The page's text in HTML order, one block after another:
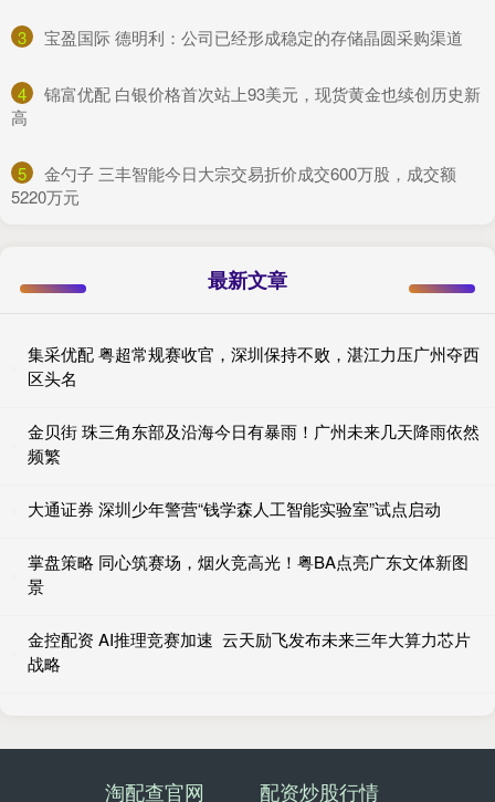
3 ​宝盈国际 德明利：公司已经形成稳定的存储晶圆采购渠道
4
​锦富优配 白银价格首次站上93美元，现货黄金也续创历史新
高
5
​金勺子 三丰智能今日大宗交易折价成交600万股，成交额
5220万元
最新文章
集采优配 粤超常规赛收官，深圳保持不败，湛江力压广州夺西
区头名
金贝街 珠三角东部及沿海今日有暴雨！广州未来几天降雨依然
频繁
大通证券 深圳少年警营“钱学森人工智能实验室”试点启动
掌盘策略 同心筑赛场，烟火竞高光！粤BA点亮广东文体新图
景
金控配资 AI推理竞赛加速 云天励飞发布未来三年大算力芯片
战略
淘配查官网 配资炒股行情